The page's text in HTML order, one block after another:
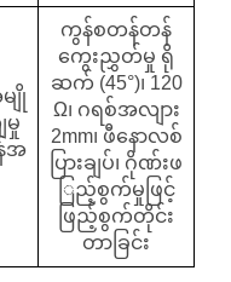
ျို
မှု
န်အ
ကွန်စတန်တန်
ကွေးညွှတ်မှု ရို
ဆက် (45°)၊ 120
Ω၊ ဂရစ်အလျား
2mm၊ ဖီနောလစ်
ပြားချပ်၊ ဂိုဏ်းဖ
ြည့်စွက်မှုဖြင့်
ဖြည့်စွက်တိုင်း
တာခြင်း